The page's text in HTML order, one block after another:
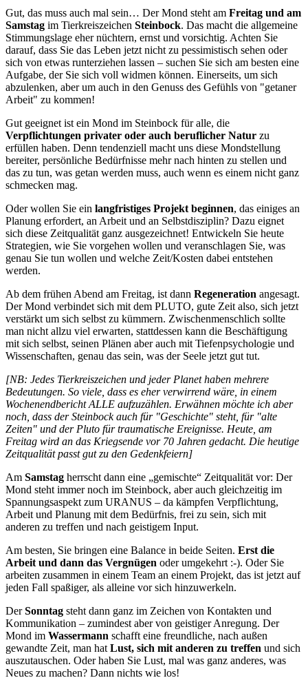
Gut, das muss auch mal sein… Der Mond steht am Freitag und am
Samstag im Tierkreiszeichen Steinbock. Das macht die allgemeine
Stimmungslage eher nüchtern, ernst und vorsichtig. Achten Sie
darauf, dass Sie das Leben jetzt nicht zu pessimistisch sehen oder
sich von etwas runterziehen lassen – suchen Sie sich am besten eine
Aufgabe, der Sie sich voll widmen können. Einerseits, um sich
abzulenken, aber um auch in den Genuss des Gefühls von "getaner
Arbeit" zu kommen!
Gut geeignet ist ein Mond im Steinbock für alle, die
Verpflichtungen privater oder auch beruflicher Natur zu
erfüllen haben. Denn tendenziell macht uns diese Mondstellung
bereiter, persönliche Bedürfnisse mehr nach hinten zu stellen und
das zu tun, was getan werden muss, auch wenn es einem nicht ganz
schmecken mag.
Oder wollen Sie ein langfristiges Projekt beginnen, das einiges an
Planung erfordert, an Arbeit und an Selbstdisziplin? Dazu eignet
sich diese Zeitqualität ganz ausgezeichnet! Entwickeln Sie heute
Strategien, wie Sie vorgehen wollen und veranschlagen Sie, was
genau Sie tun wollen und welche Zeit/Kosten dabei entstehen
werden.
Ab dem frühen Abend am Freitag, ist dann Regeneration angesagt.
Der Mond verbindet sich mit dem PLUTO, gute Zeit also, sich jetzt
verstärkt um sich selbst zu kümmern. Zwischenmenschlich sollte
man nicht allzu viel erwarten, stattdessen kann die Beschäftigung
mit sich selbst, seinen Plänen aber auch mit Tiefenpsychologie und
Wissenschaften, genau das sein, was der Seele jetzt gut tut.
[NB: Jedes Tierkreiszeichen und jeder Planet haben mehrere
Bedeutungen. So viele, dass es eher verwirrend wäre, in einem
Wochenendbericht ALLE aufzuzählen. Erwähnen möchte ich aber
noch, dass der Steinbock auch für "Geschichte" steht, für "alte
Zeiten" und der Pluto für traumatische Ereignisse. Heute, am
Freitag wird an das Kriegsende vor 70 Jahren gedacht. Die heutige
Zeitqualität passt gut zu den Gedenkfeiern]
Am Samstag herrscht dann eine „gemischte“ Zeitqualität vor: Der
Mond steht immer noch im Steinbock, aber auch gleichzeitig im
Spannungsaspekt zum URANUS – da kämpfen Verpflichtung,
Arbeit und Planung mit dem Bedürfnis, frei zu sein, sich mit
anderen zu treffen und nach geistigem Input.
Am besten, Sie bringen eine Balance in beide Seiten. Erst die
Arbeit und dann das Vergnügen oder umgekehrt :-). Oder Sie
arbeiten zusammen in einem Team an einem Projekt, das ist jetzt auf
jeden Fall spaßiger, als alleine vor sich hinzuwerkeln.
DerSonntag steht dann ganz im Zeichen von Kontakten und
Kommunikation – zumindest aber von geistiger Anregung. Der
Mond im Wassermann schafft eine freundliche, nach außen
gewandte Zeit, man hat Lust, sich mit anderen zu treffen und sich
auszutauschen. Oder haben Sie Lust, mal was ganz anderes, was
Neues zu machen? Dann nichts wie los!